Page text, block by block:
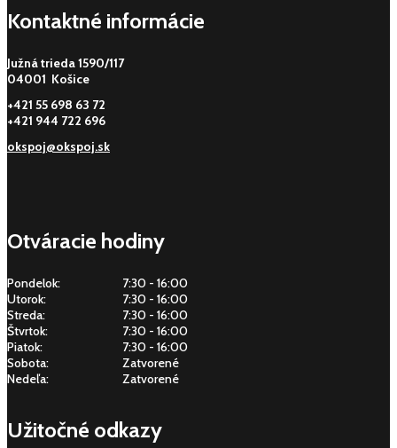
Kontaktné informácie
Južná trieda 1590/117
04001 Košice
+421 55 698 63 72
+421 944 722 696
okspoj@okspoj.sk
Otváracie hodiny
Pondelok:
7:30 - 16:00
Utorok:
7:30 - 16:00
Streda:
7:30 - 16:00
Štvrtok:
7:30 - 16:00
Piatok:
7:30 - 16:00
Sobota:
Zatvorené
Nedeľa:
Zatvorené
Užitočné odkazy